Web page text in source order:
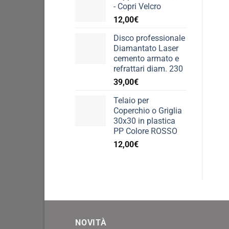
- Copri Velcro
12,00€
Disco professionale
Diamantato Laser
cemento armato e
refrattari diam. 230
39,00€
Telaio per
Coperchio o Griglia
30x30 in plastica
PP Colore ROSSO
12,00€
NOVITÀ